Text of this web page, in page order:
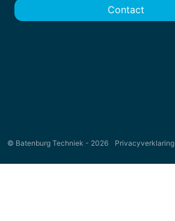
Contact
© Batenburg Techniek - 2026 Privacyverklaring